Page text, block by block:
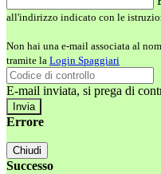
all'indirizzo indicato con le
Non hai una e-mail associata al
tramite la Login Spaggiari
E-mail inviata, si prega di
Errore
Chiudi
Successo